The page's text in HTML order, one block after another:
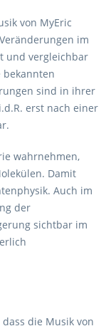
von MyEric
im
und vergleichbar
bekannten
sind in ihrer
erst nach einer
wahrnehmen,
Damit
Auch im
der
sichtbar im
die Musik von